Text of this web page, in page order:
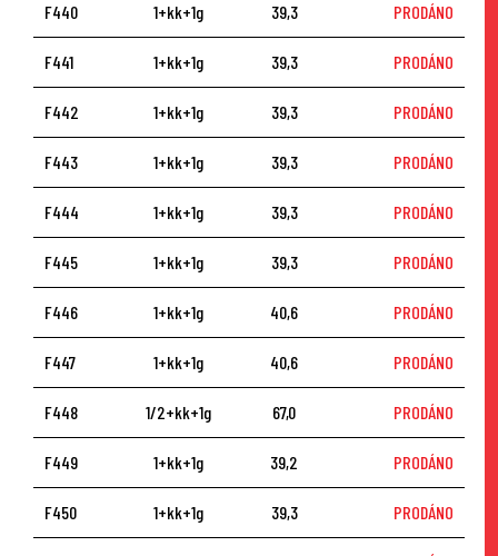
F440 1+kk+1g 39,3 PRODÁNO
F441 1+kk+1g 39,3 PRODÁNO
F442 1+kk+1g 39,3 PRODÁNO
F443 1+kk+1g 39,3 PRODÁNO
F444 1+kk+1g 39,3 PRODÁNO
F445 1+kk+1g 39,3 PRODÁNO
F446 1+kk+1g 40,6 PRODÁNO
F447 1+kk+1g 40,6 PRODÁNO
F448 1/2+kk+1g 67,0 PRODÁNO
F449 1+kk+1g 39,2 PRODÁNO
F450 1+kk+1g 39,3 PRODÁNO